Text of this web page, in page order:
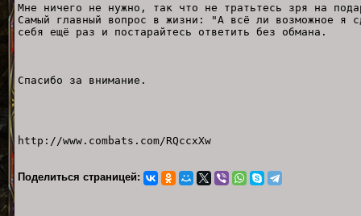
Мне ничего не нужно, так что не тратьтесь зря на
Самый главный вопрос в жизни: "А всё ли возможное
себя ещё раз и постарайтесь ответить без обмана.
Спасибо за внимание.
http://www.combats.com/RQccxXw
Поделиться страницей: